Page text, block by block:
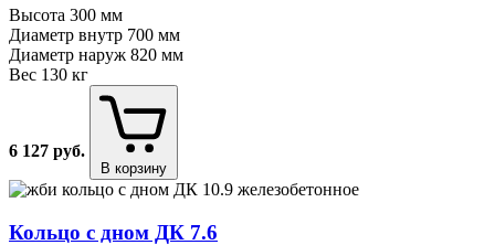
Высота 300 мм
Диаметр внутр 700 мм
Диаметр наруж 820 мм
Вес 130 кг
6 127 руб.
В корзину
Кольцо с дном ДК 7.6